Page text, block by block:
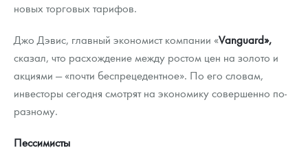
новых торговых тарифов.
Джо Дэвис, главный экономист компании «Vanguard»,
сказал, что расхождение между ростом цен на золото и
акциями — «почти беспрецедентное». По его словам,
инвесторы сегодня смотрят на экономику совершенно по-
разному.
Пессимисты